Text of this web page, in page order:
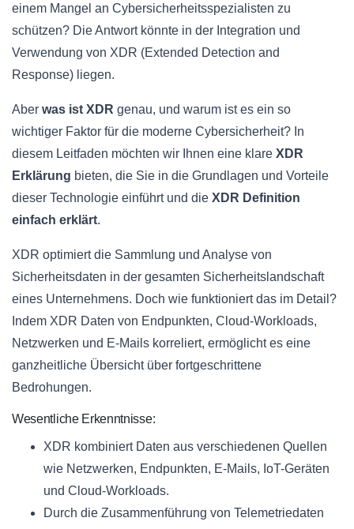
einem Mangel an Cybersicherheitsspezialisten zu
schützen? Die Antwort könnte in der Integration und
Verwendung von XDR (Extended Detection and
Response) liegen.
Aber was ist XDR genau, und warum ist es ein so
wichtiger Faktor für die moderne Cybersicherheit? In
diesem Leitfaden möchten wir Ihnen eine klare XDR
Erklärung bieten, die Sie in die Grundlagen und Vorteile
dieser Technologie einführt und die XDR Definition
einfach erklärt.
XDR optimiert die Sammlung und Analyse von
Sicherheitsdaten in der gesamten Sicherheitslandschaft
eines Unternehmens. Doch wie funktioniert das im Detail?
Indem XDR Daten von Endpunkten, Cloud-Workloads,
Netzwerken und E-Mails korreliert, ermöglicht es eine
ganzheitliche Übersicht über fortgeschrittene
Bedrohungen.
Wesentliche Erkenntnisse:
XDR kombiniert Daten aus verschiedenen Quellen
wie Netzwerken, Endpunkten, E-Mails, IoT-Geräten
und Cloud-Workloads.
Durch die Zusammenführung von Telemetriedaten